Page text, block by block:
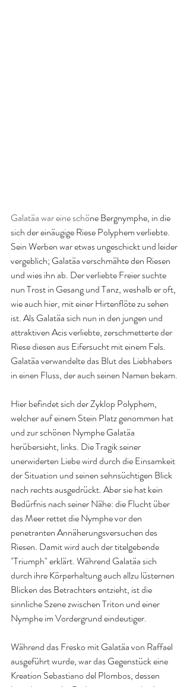
Galatäa war eine schöne Bergnymphe, in die
sich der einäugige Riese Polyphem verliebte.
Sein Werben war etwas ungeschickt und leider
vergeblich; Galatäa verschmähte den Riesen
und wies ihn ab. Der verliebte Freier suchte
nun Trost in Gesang und Tanz, weshalb er oft,
wie auch hier, mit einer Hirtenflöte zu sehen
ist. Als Galatäa sich nun in den jungen und
attraktiven Acis verliebte, zerschmetterte der
Riese diesen aus Eifersucht mit einem Fels.
Galatäa verwandelte das Blut des Liebhabers
in einen Fluss, der auch seinen Namen bekam.
Hier befindet sich der Zyklop Polyphem,
welcher auf einem Stein Platz genommen hat
und zur schönen Nymphe Galatäa
herübersieht, links. Die Tragik seiner
unerwiderten Liebe wird durch die Einsamkeit
der Situation und seinen sehnsüchtigen Blick
nach rechts ausgedrückt. Aber sie hat kein
Bedürfnis nach seiner Nähe: die Flucht über
das Meer rettet die Nymphe vor den
penetranten Annäherungsversuchen des
Riesen. Damit wird auch der titelgebende
"Triumph" erklärt. Während Galatäa sich
durch ihre Körperhaltung auch allzu lüsternen
Blicken des Betrachters entzieht, ist die
sinnliche Szene zwischen Triton und einer
Nymphe im Vordergrund eindeutiger.
Während das Fresko mit Galatäa von Raffael
ausgeführt wurde, war das Gegenstück eine
Kreation Sebastiano del Plombos, dessen